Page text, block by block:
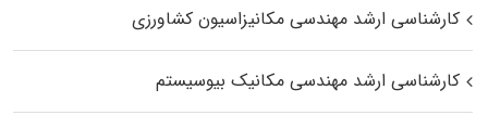
کارشناسی ارشد مهندسی مکانیزاسیون کشاورزی
کارشناسی ارشد مهندسی مکانیک بیوسیستم